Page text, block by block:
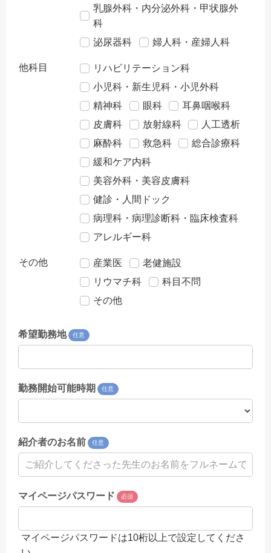
乳腺外科・内分泌外科・甲状腺外
科
泌尿器科
婦人科・産婦人科
他科目
リハビリテーション科
小児科・新生児科・小児外科
精神科
眼科
耳鼻咽喉科
皮膚科
放射線科
人工透析
麻酔科
救急科
総合診療科
緩和ケア内科
美容外科・美容皮膚科
健診・人間ドック
病理科・病理診断科・臨床検査科
アレルギー科
その他 産業医
老健施設
リウマチ科
科目不問
その他
希望勤務地 任意
勤務開始可能時期 任意
紹介者のお名前 任意
マイページパスワード 必須
マイページパスワードは10桁以上で設定してくださ